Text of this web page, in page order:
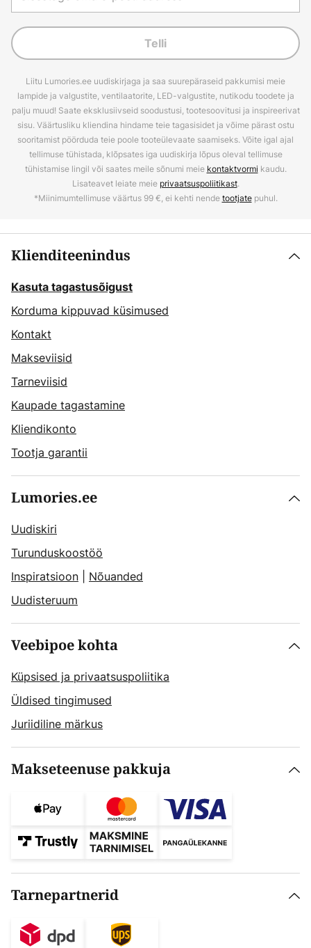
Telli
Liitu Lumories.ee uudiskirjaga ja saa suurepäraseid pakkumisi meie
lampide ja valgustite, ventilaatorite, LED-valgustite, nutikodu toodete ja
palju muud! Saate eksklusiivseid soodustusi, tootesoovitusi ja inspireerivat
sisu. Väärtusliku kliendina hindame teie tagasisidet ja võime pärast ostu
sooritamist pöörduda teie poole tooteülevaate saamiseks. Võite igal ajal
tellimuse tühistada, klõpsates iga uudiskirja lõpus oleval tellimuse
tühistamise lingil või saates meile sõnumi meie kontaktvormi kaudu.
Lisateavet leiate meie privaatsuspoliitikast.
*Miinimumtellimuse väärtus 99 €, ei kehti nendetootjatepuhul.
Klienditeenindus
Kasuta tagastusõigust
Korduma kippuvad küsimused
Kontakt
Makseviisid
Tarneviisid
Kaupade tagastamine
Kliendikonto
Tootja garantii
Lumories.ee
Uudiskiri
Turunduskoostöö
Inspiratsioon
Nõuanded
Uudisteruum
Veebipoe kohta
Küpsised ja privaatsuspoliitika
Üldised tingimused
Juriidiline märkus
Makseteenuse pakkuja
Tarnepartnerid